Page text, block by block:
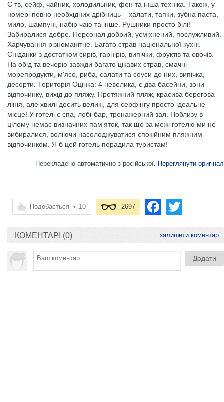
Є тв, сейф, чайник, холодильник, фен та інша техніка. Також, у
номері повно необхідних дрібниць – халати, тапки, зубна паста,
мило, шампуні, набір чаю та інше. Рушники просто білі!
Забиралися добре. Персонал добрий, усміхнений, послужливий.
Харчування різноманітне. Багато страв національної кухні.
Сніданки з достатком сирів, гарнірів, випічки, фруктів та овочів.
На обід та вечерю завжди багато цікавих страв, смачні
морепродукти, м'ясо, риба, салати та соуси до них, випічка,
десерти. Територія Оцінка: 4 невелика, є два басейни, зони
відпочинку, вихід до пляжу. Протяжний пляж, красива берегова
лінія, але хвилі досить великі, для серфінгу просто ідеальне
місце! У готелі є спа, лобі-бар, тренажерний зал. Поблизу в
цілому немає визначних пам'яток, так що за межі готелю ми не
вибиралися, воліючи насолоджуватися спокійним пляжним
відпочинком. Я б цей готель порадила туристам!
Перекладено автоматично з російської. Переглянути оригінал
Подобається • 10 2697
КОМЕНТАРІ (0) залишити коментар